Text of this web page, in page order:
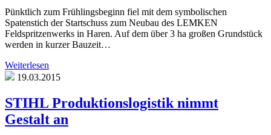
Pünktlich zum Frühlingsbeginn fiel mit dem symbolischen
Spatenstich der Startschuss zum Neubau des LEMKEN
Feldspritzenwerks in Haren. Auf dem über 3 ha großen Grundstück
werden in kurzer Bauzeit…
Weiterlesen
19.03.2015
STIHL Produktionslogistik nimmt
Gestalt an